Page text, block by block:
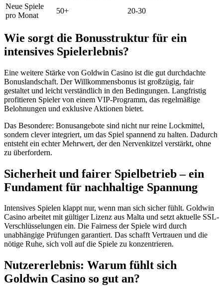
Neue Spiele
pro Monat
50+ 20-30
Wie sorgt die Bonusstruktur für ein
intensives Spielerlebnis?
Eine weitere Stärke von Goldwin Casino ist die gut durchdachte
Bonuslandschaft. Der Willkommensbonus ist großzügig, fair
gestaltet und leicht verständlich in den Bedingungen. Langfristig
profitieren Spieler von einem VIP-Programm, das regelmäßige
Belohnungen und exklusive Aktionen bietet.
Das Besondere: Bonusangebote sind nicht nur reine Lockmittel,
sondern clever integriert, um das Spiel spannend zu halten. Dadurch
entsteht ein echter Mehrwert, der den Nervenkitzel verstärkt, ohne
zu überfordern.
Sicherheit und fairer Spielbetrieb – ein
Fundament für nachhaltige Spannung
Intensives Spielen klappt nur, wenn man sich sicher fühlt. Goldwin
Casino arbeitet mit gültiger Lizenz aus Malta und setzt aktuelle SSL-
Verschlüsselungen ein. Die Fairness der Spiele wird durch
unabhängige Prüfungen garantiert. Das schafft Vertrauen und die
nötige Ruhe, sich voll auf die Spiele zu konzentrieren.
Nutzererlebnis: Warum fühlt sich
Goldwin Casino so gut an?